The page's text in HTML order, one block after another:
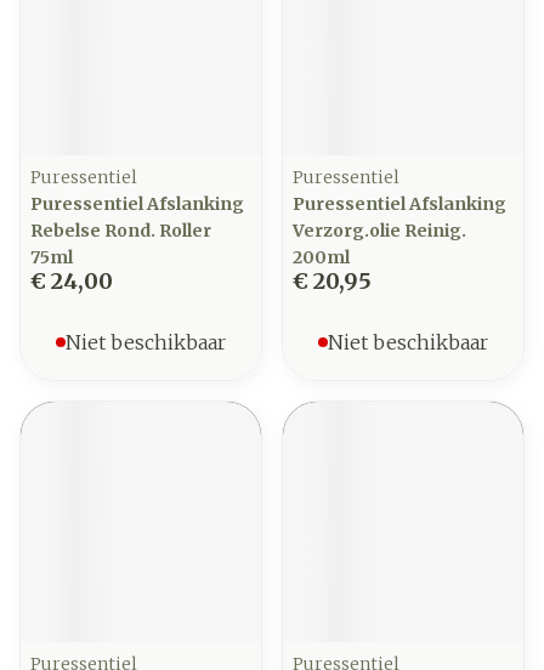
Puressentiel
Puressentiel Afslanking
Rebelse Rond. Roller
75ml
€ 24,00
Niet beschikbaar
Puressentiel
Puressentiel Afslanking
Verzorg.olie Reinig.
200ml
€ 20,95
Niet beschikbaar
Puressentiel Puressentiel